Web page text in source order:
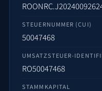
STEUERNUMMER (CUI)
50047468
UMSATZSTEUER-
RO50047468
STAMMKAPITAL